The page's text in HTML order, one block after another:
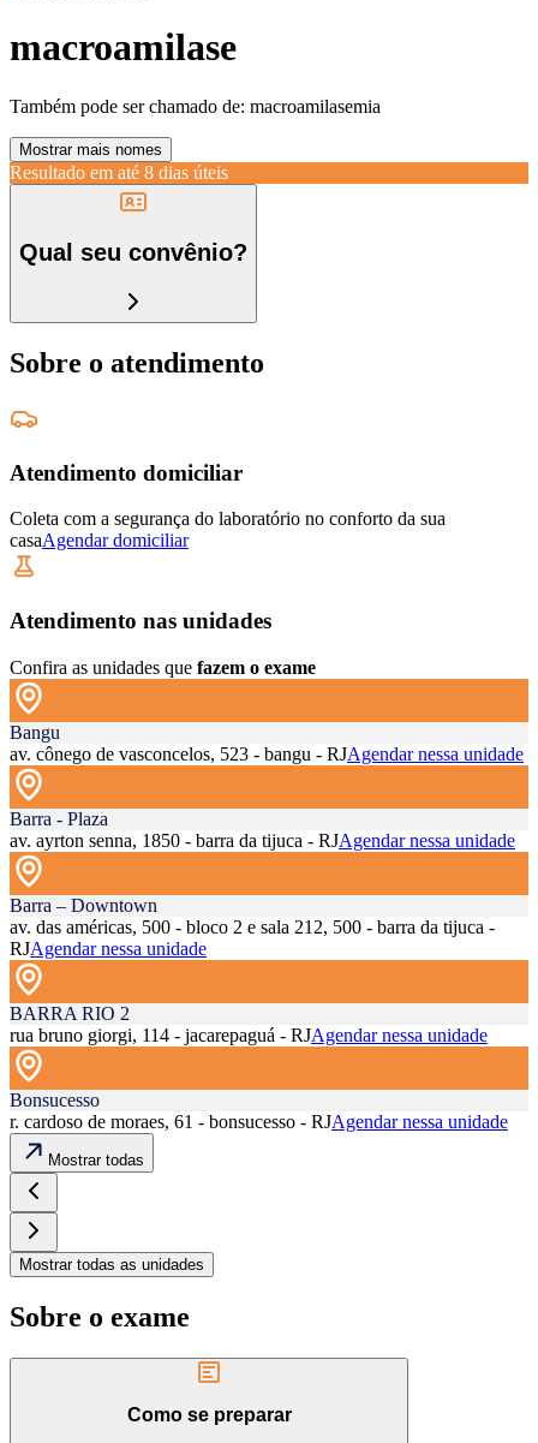
macroamilase
Também pode ser chamado de: macroamilasemia
Mostrar mais nomes
Resultado em até 8 dias úteis
Qual seu convênio?
Sobre o atendimento
Atendimento domiciliar
Coleta com a segurança do laboratório no conforto da sua
casaAgendar domiciliar
Atendimento nas unidades
Confira as unidades que fazem o exame
Bangu
av. cônego de vasconcelos, 523 - bangu - RJAgendar nessa unidade
Barra - Plaza
av. ayrton senna, 1850 - barra da tijuca - RJAgendar nessa unidade
Barra – Downtown
av. das américas, 500 - bloco 2 e sala 212, 500 - barra da tijuca -
RJAgendar nessa unidade
BARRA RIO 2
rua bruno giorgi, 114 - jacarepaguá - RJAgendar nessa unidade
Bonsucesso
r. cardoso de moraes, 61 - bonsucesso - RJAgendar nessa unidade
Mostrar todas
Mostrar todas as unidades
Sobre o exame
Como se preparar